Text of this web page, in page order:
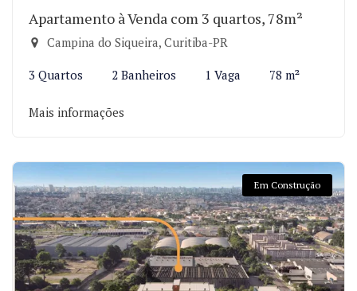
Apartamento à Venda com 3 quartos, 78m²
Campina do Siqueira, Curitiba-PR
3 Quartos 2 Banheiros 1 Vaga 78 m²
Mais informações
Em Construção